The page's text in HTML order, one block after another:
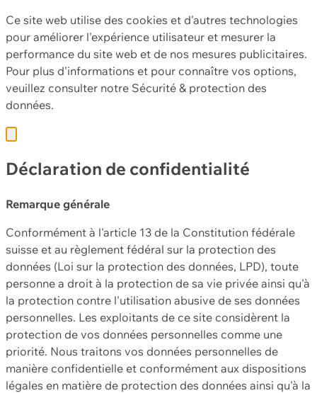
Ce site web utilise des cookies et d'autres technologies
pour améliorer l'expérience utilisateur et mesurer la
performance du site web et de nos mesures publicitaires.
Pour plus d'informations et pour connaître vos options,
veuillez consulter notre Sécurité & protection des
données.
Déclaration de confidentialité
Remarque générale
Conformément à l'article 13 de la Constitution fédérale
suisse et au règlement fédéral sur la protection des
données (Loi sur la protection des données, LPD), toute
personne a droit à la protection de sa vie privée ainsi qu'à
la protection contre l'utilisation abusive de ses données
personnelles. Les exploitants de ce site considèrent la
protection de vos données personnelles comme une
priorité. Nous traitons vos données personnelles de
manière confidentielle et conformément aux dispositions
légales en matière de protection des données ainsi qu'à la